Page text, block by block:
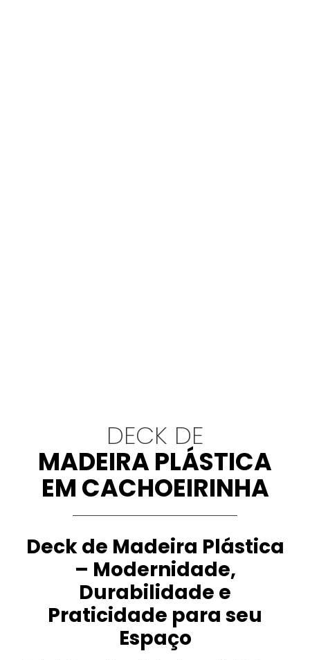
DECK DE
MADEIRA PLÁSTICA
EM CACHOEIRINHA
Deck de Madeira Plástica
– Modernidade,
Durabilidade e
Praticidade para seu
Espaço